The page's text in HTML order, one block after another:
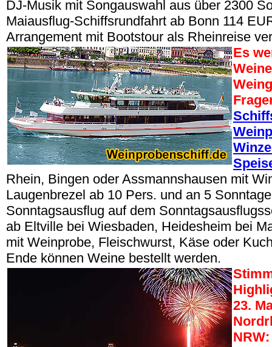
DJ-Musik mit Songauswahl aus über 2300
Maiausflug-Schiffsrundfahrt ab Bonn 114
Arrangement mit Bootstour als Rheinreise
Es
Rhein, Bingen oder Assmannshausen mit
Laugenbrezel ab 10 Pers. und an 5
Sonntagsausflug auf dem
ab Eltville bei Wiesbaden, Heidesheim bei
mit Weinprobe, Fleischwurst, Käse oder
Ende können Weine bestellt werden.
23.
NRW: